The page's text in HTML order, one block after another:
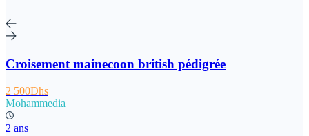
Croisement mainecoon british pédigrée
2 500Dhs
Mohammedia
2 ans